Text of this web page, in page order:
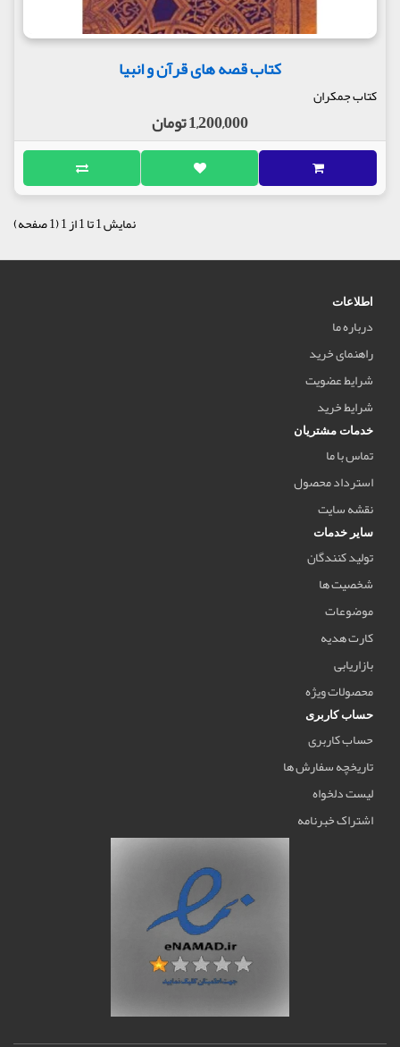
کتاب قصه های قرآن و انبیا
کتاب جمکران
1,200,000 تومان
نمایش 1 تا 1 از 1 (1 صفحه)
اطلاعات
درباره ما
راهنمای خرید
شرایط عضویت
شرایط خرید
خدمات مشتریان
تماس با ما
استرداد محصول
نقشه سایت
سایر خدمات
تولید کنندگان
شخصیت ها
موضوعات
کارت هدیه
بازاریابی
محصولات ویژه
حساب کاربری
حساب کاربری
تاریخچه سفارش ها
لیست دلخواه
اشتراک خبرنامه